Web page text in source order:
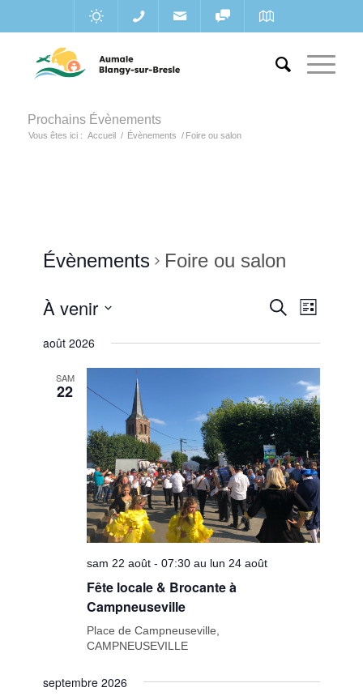
Prochains Évènements
Vous êtes ici : Accueil / Évènements / Foire ou salon
Évènements Foire ou salon
vues
Recherche
vues
Liste
À venir
une
août 2026
SAM
22
sam 22 août - 07:30 au lun 24 août
Fête locale & Brocante à
Campneuseville
Place de Campneuseville,
CAMPNEUSEVILLE
septembre 2026